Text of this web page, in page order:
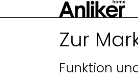
Zur
Funktion